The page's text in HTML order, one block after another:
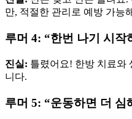
만, 적절한 관리로 예방 가능
루머 4: “한번 나기 시작
진실: 틀렸어요! 한방 치료와
니다.
루머 5: “운동하면 더 심